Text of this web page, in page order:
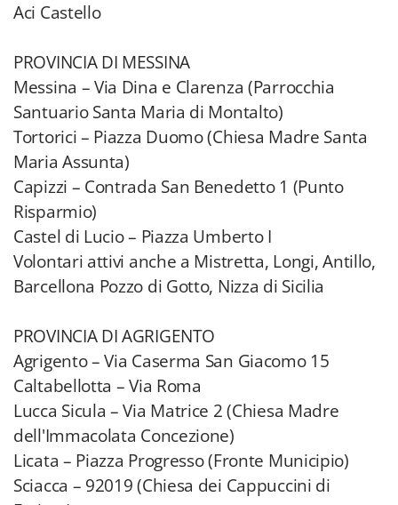
Aci Castello
PROVINCIA DI MESSINA
Messina – Via Dina e Clarenza (Parrocchia
Santuario Santa Maria di Montalto)
Tortorici – Piazza Duomo (Chiesa Madre Santa
Maria Assunta)
Capizzi – Contrada San Benedetto 1 (Punto
Risparmio)
Castel di Lucio – Piazza Umberto I
Volontari attivi anche a Mistretta, Longi, Antillo,
Barcellona Pozzo di Gotto, Nizza di Sicilia
PROVINCIA DI AGRIGENTO
Agrigento – Via Caserma San Giacomo 15
Caltabellotta – Via Roma
Lucca Sicula – Via Matrice 2 (Chiesa Madre
dell'Immacolata Concezione)
Licata – Piazza Progresso (Fronte Municipio)
Sciacca – 92019 (Chiesa dei Cappuccini di